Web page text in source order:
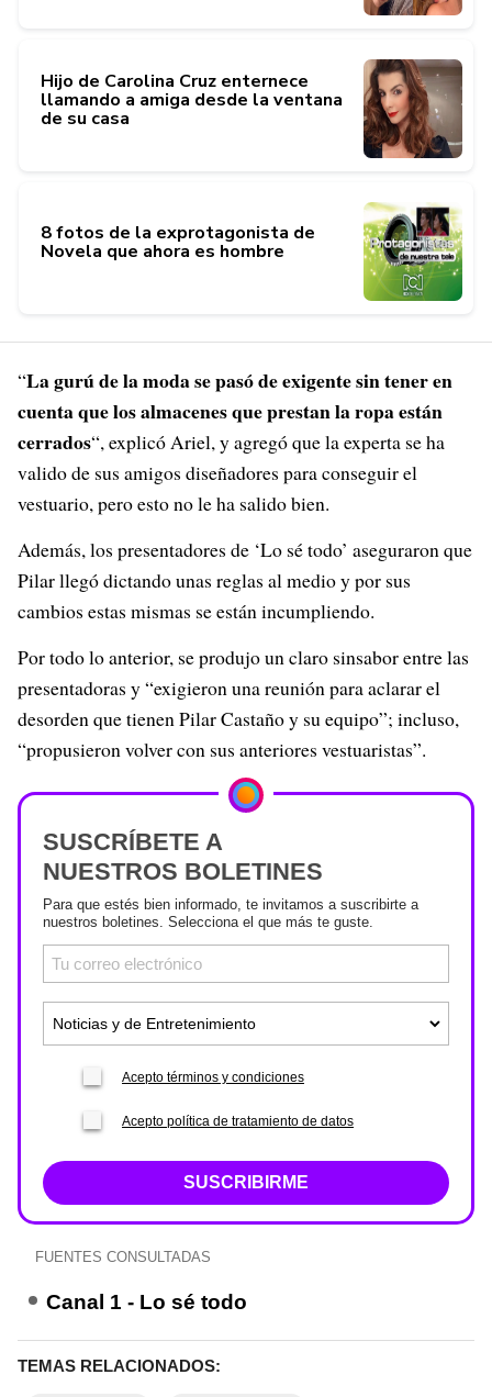
Hijo de Carolina Cruz enternece
llamando a amiga desde la ventana
de su casa
8 fotos de la exprotagonista de
Novela que ahora es hombre
“La gurú de la moda se pasó de exigente sin tener en
cuenta que los almacenes que prestan la ropa están
cerrados“, explicó Ariel, y agregó que la experta se ha
valido de sus amigos diseñadores para conseguir el
vestuario, pero esto no le ha salido bien.
Además, los presentadores de ‘Lo sé todo’ aseguraron que
Pilar llegó dictando unas reglas al medio y por sus
cambios estas mismas se están incumpliendo.
Por todo lo anterior, se produjo un claro sinsabor entre las
presentadoras y “exigieron una reunión para aclarar el
desorden que tienen Pilar Castaño y su equipo”; incluso,
“propusieron volver con sus anteriores vestuaristas”.
SUSCRÍBETE A
NUESTROS BOLETINES
Para que estés bien informado, te invitamos a suscribirte a
nuestros boletines. Selecciona el que más te guste.
Acepto términos y condiciones
Acepto política de tratamiento de datos
SUSCRIBIRME
FUENTES CONSULTADAS
Canal 1 - Lo sé todo
TEMAS RELACIONADOS: